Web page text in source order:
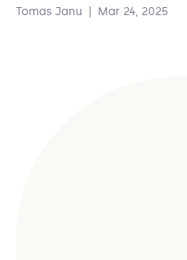
Tomas Janu Mar 24, 2025